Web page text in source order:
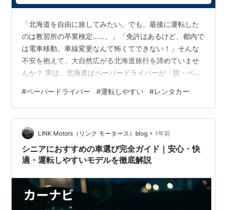
「北海道を自由に旅してみたい。でも、最後に運転した
のは教習所の卒業検定……。」「免許はあるけど、都内で
は電車移動。車線変更なんて怖くてできない！」そんな
不安を抱えて、大自然広がる北海道旅行を諦めていませ
んか？ 実は、北海道はペーパードライバーが「脱・ペー
く、信号は少なく、直線の道路がどこまでも続く……。東
京や大阪の複雑な都市高速とは、難易度が雲泥の差なの
です。 もちろん、「どこでも運転しやすい」わけではあ
りません。一歩間違えると、野生動物の飛び出しや、ス
ピードを出しすぎる地元車、そして広大すぎてガソリン
切れになるリスクもあります。 この記事では…
#ペーパードライバー #運転しやすい #レンタカー
LINK Motors（リンク モータース）blog • 1年前
シニアにおすすめの車選び完全ガイド｜安心・快
適・運転しやすいモデルを徹底解説